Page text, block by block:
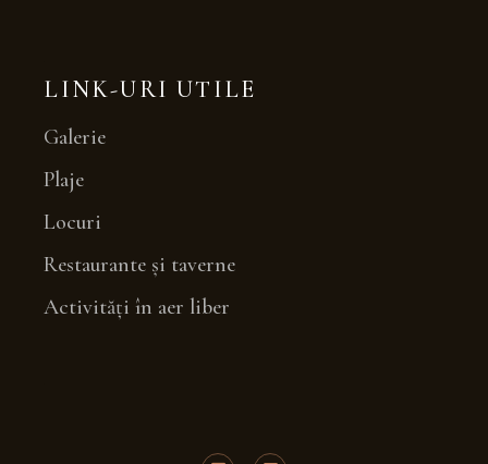
LINK-URI UTILE
Galerie
Plaje
Locuri
Restaurante și taverne
Activități în aer liber